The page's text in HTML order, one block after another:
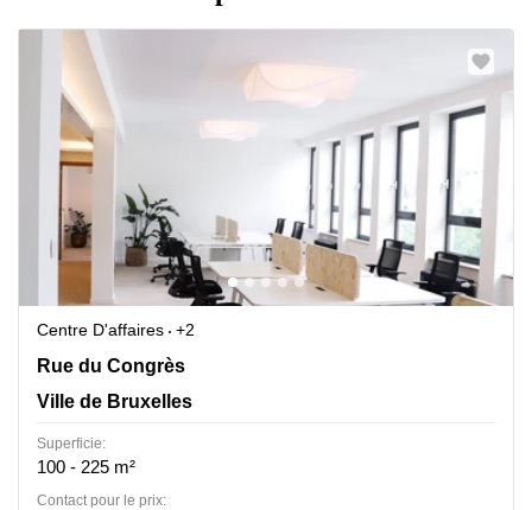
Centre D'affaires
+2
Rue du Congrès 37, Ville de Bruxelles
Rue du Congrès
Ville de Bruxelles
Superficie:
100 - 225 m²
Contact pour le prix: